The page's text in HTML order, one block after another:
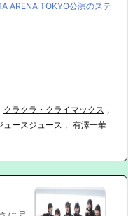
ARENA TOKYO公演のステ
クラクラ・クライマックス ,
ュースジュース , 有澤一華